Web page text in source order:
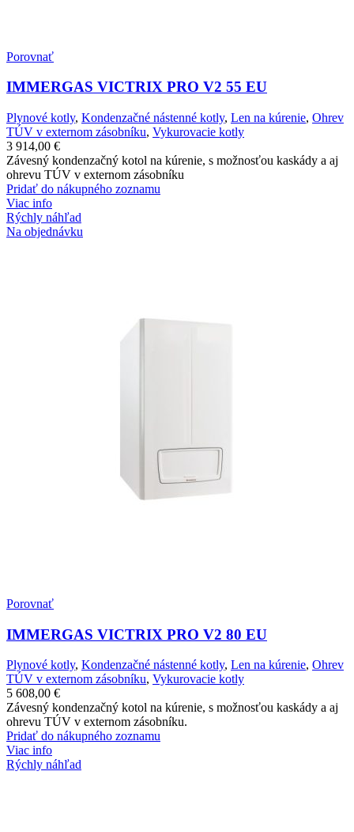
Porovnať
IMMERGAS VICTRIX PRO V2 55 EU
Plynové kotly, Kondenzačné nástenné kotly, Len na kúrenie, Ohrev
TÚV v externom zásobníku, Vykurovacie kotly
3 914,00 €
Závesný kondenzačný kotol na kúrenie, s možnosťou kaskády a aj
ohrevu TÚV v externom zásobníku
Pridať do nákupného zoznamu
Viac info
Rýchly náhľad
Na objednávku
Porovnať
IMMERGAS VICTRIX PRO V2 80 EU
Plynové kotly, Kondenzačné nástenné kotly, Len na kúrenie, Ohrev
TÚV v externom zásobníku, Vykurovacie kotly
5 608,00 €
Závesný kondenzačný kotol na kúrenie, s možnosťou kaskády a aj
ohrevu TÚV v externom zásobníku.
Pridať do nákupného zoznamu
Viac info
Rýchly náhľad